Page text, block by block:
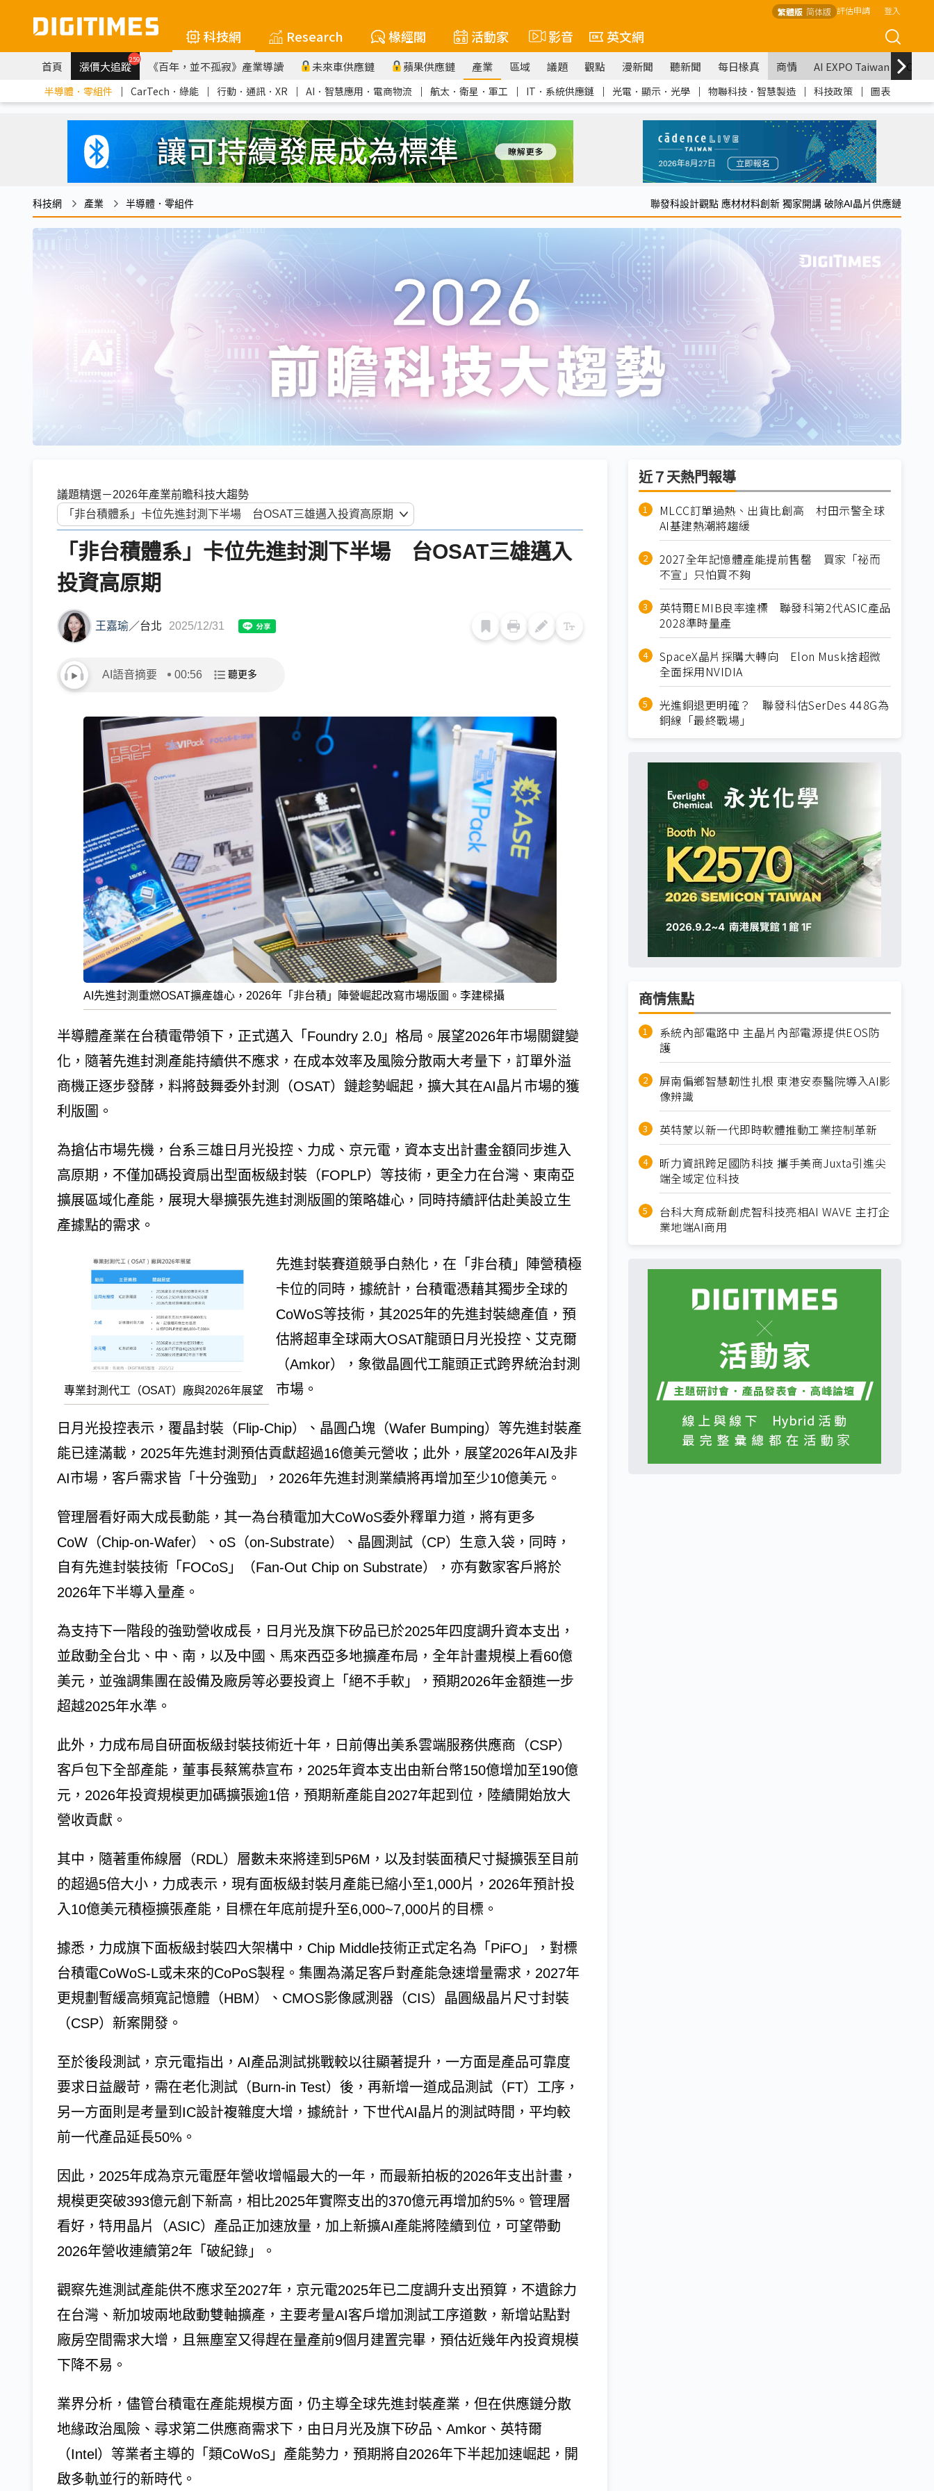
繁體版 简体版 評估申請 登入
科技網 Research 椽經閣 活動家 影音 英文網
首頁 漲價大追蹤259 《百年，並不孤寂》產業導讀 未來車供應鏈 蘋果供應鏈 產業 區域 議題 觀點 漫新聞 聽新聞 每日椽真 商情 AI EXPO Taiwan
半導體．零組件 ｜ CarTech．綠能 ｜ 行動．通訊．XR ｜ AI．智慧應用．電商物流 ｜ 航太．衛星．軍工 ｜ IT．系統供應鏈 ｜ 光電．顯示．光學 ｜ 物聯科技．智慧製造 ｜ 科技政策 ｜ 圖表
科技網 產業 半導體．零組件 聯發科設計觀點 應材材料創新 獨家開講 破除AI晶片供應鏈
議題精選－2026年產業前瞻科技大趨勢
「非台積體系」卡位先進封測下半場 台OSAT三雄邁入
投資高原期
王嘉瑜 ／台北 2025/12/31
AI語音摘要 00:56 聽更多
AI先進封測重燃OSAT擴產雄心，2026年「非台積」陣營崛起改寫市場版圖。李建樑攝
半導體產業在台積電帶領下，正式邁入「Foundry 2.0」格局。展望2026年市場關鍵變
化，隨著先進封測產能持續供不應求，在成本效率及風險分散兩大考量下，訂單外溢
商機正逐步發酵，料將鼓舞​​委外封測（OSAT）鏈趁勢崛起，擴大其在AI晶片市場的獲
利版圖。
為搶佔市場先機，台系三雄日月光投控、力成、京元電，資本支出計畫金額同步進入
高原期，不僅加碼投資扇出型面板級封裝（FOPLP）等技術，更全力在台灣、東南亞
擴展區域化產能，展現大舉擴張先進封測版圖的策略雄心，同時持續評估赴美設立生
產據點的需求。
專業封測代工（OSAT）廠與2026年展望
先進封裝賽道競爭白熱化，在「非台積」陣營積極
卡位的同時，據統計，台積電憑藉其獨步全球的
CoWoS等技術，其2025年的先進封裝總產值，預
估將超車全球兩大OSAT龍頭日月光投控、艾克爾
（Amkor），象徵晶圓代工龍頭正式跨界統治封測
市場。
日月光投控表示，覆晶封裝（Flip-Chip）、晶圓凸塊（Wafer Bumping）等先進封裝產
能已達滿載，2025年先進封測預估貢獻超過16億美元營收；此外，展望2026年AI及非
AI市場，客戶需求皆「十分強勁」，2026年先進封測業績將再增加至少10億美元。
管理層看好兩大成長動能，其一為台積電加大CoWoS委外釋單力道，將有更多
CoW（Chip-on-Wafer）、oS（on-Substrate）、晶圓測試（CP）生意入袋，同時，
自有先進封裝技術「FOCoS」（Fan-Out Chip on Substrate），亦有數家客戶將於
2026年下半導入量產。
為支持下一階段的強勁營收成長，日月光及旗下矽品已於2025年四度調升資本支出，
並啟動全台北、中、南，以及中國、馬來西亞多地擴產布局，全年計畫規模上看60億
美元，並強調集團在設備及廠房等必要投資上「絕不手軟」，預期2026年金額進一步
超越2025年水準。
此外，力成布局自研面板級封裝技術近十年，日前傳出美系雲端服務供應商（CSP）
客戶包下全部產能，董事長蔡篤恭宣布，2025年資本支出由新台幣150億增加至190億
元，2026年投資規模更加碼擴張逾1倍，預期新產能自2027年起到位，陸續開始放大
營收貢獻。
其中，隨著重佈線層（RDL）層數未來將達到5P6M，以及封裝面積尺寸擬擴張至目前
的超過5倍大小，力成表示，現有面板級封裝月產能已縮小至1,000片，2026年預計投
入10億美元積極擴張產能，目標在年底前提升至6,000~7,000片的目標。
據悉，力成旗下面板級封裝四大架構中，Chip Middle技術正式定名為「PiFO」，對標
台積電CoWoS-L或未來的CoPoS製程。集團為滿足客戶對產能急速增量需求，2027年
更規劃暫緩高頻寬記憶體（HBM）、CMOS影像感測器（CIS）晶圓級晶片尺寸封裝
（CSP）新案開發。
至於後段測試，京元電指出，AI產品測試挑戰較以往顯著提升，一方面是產品可靠度
要求日益嚴苛，需在老化測試（Burn-in Test）後，再新增一道成品測試（FT）工序，
另一方面則是考量到IC設計複雜度大增，據統計，下世代AI晶片的測試時間，平均較
前一代產品延長50%。
因此，2025年成為京元電歷年營收增幅最大的一年，而最新拍板的2026年支出計畫，
規模更突破393億元創下新高，相比2025年實際支出的370億元再增加約5%。管理層
看好，特用晶片（ASIC）產品正加速放量，加上新擴AI產能將陸續到位，可望帶動
2026年營收連續第2年「破紀錄」。
觀察先進測試產能供不應求至2027年，京元電2025年已二度調升支出預算，不遺餘力
在台灣、新加坡兩地啟動雙軸擴產，主要考量AI客戶增加測試工序道數，新增站點對
廠房空間需求大增，且無塵室又得趕在量產前9個月建置完畢，預估近幾年內投資規模
下降不易。
業界分析，儘管台積電在產能規模方面，仍主導全球先進封裝產業，但在供應鏈分散
地緣政治風險、尋求第二供應商需求下，由日月光及旗下矽品、Amkor、英特爾
（Intel）等業者主導的「類CoWoS」產能勢力，預期將自2026年下半起加速崛起，開
啟多軌並行的新時代。
近７天熱門報導
MLCC訂單過熱、出貨比創高 村田示警全球
AI基建熱潮將趨緩
2027全年記憶體產能提前售罄 買家「祕而
不宣」只怕買不夠
英特爾EMIB良率達標 聯發科第2代ASIC產品
2028準時量產
SpaceX晶片採購大轉向 Elon Musk捨超微
全面採用NVIDIA
光進銅退更明確？ 聯發科估SerDes 448G為
銅線「最終戰場」
商情焦點
系統內部電路中 主晶片內部電源提供EOS防
護
屏南偏鄉智慧韌性扎根 東港安泰醫院導入AI影
像辨識
英特蒙以新一代即時軟體推動工業控制革新
昕力資訊跨足國防科技 攜手美商Juxta引進尖
端全域定位科技
台科大育成新創虎智科技亮相AI WAVE 主打企
業地端AI商用